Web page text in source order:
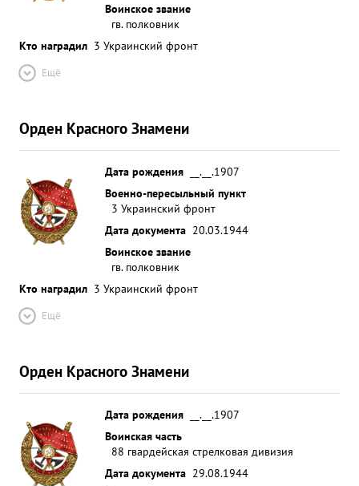
Воинское звание
гв. полковник
Кто наградил 3 Украинский фронт
Ещё
Орден Красного Знамени
Дата рождения
__.__.1907
Военно-пересыльный пункт
3 Украинский фронт
Дата документа 20.03.1944
Воинское звание
гв. полковник
Кто наградил 3 Украинский фронт
Ещё
Орден Красного Знамени
Дата рождения
__.__.1907
Воинская часть
88 гвардейская стрелковая дивизия
Дата документа 29.08.1944